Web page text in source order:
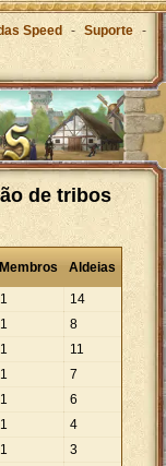
Speed - Suporte -
de tribos
Membros Aldeias
1
14
1
8
1
11
1
7
1
6
1
4
1
3